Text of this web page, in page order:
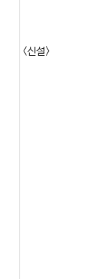
<신설>